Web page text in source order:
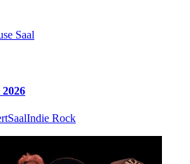
Saal
SaalIndie Rock